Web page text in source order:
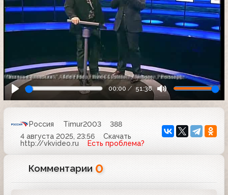
00:00 51:38
Россия Timur2003
388
4 августа 2025, 23:56
Скачать
http://vkvideo.ru
Есть проблема?
Комментарии 0